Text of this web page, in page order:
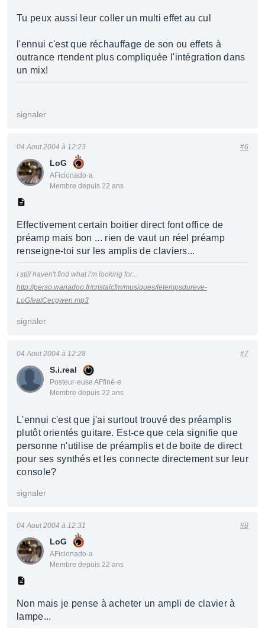
Tu peux aussi leur coller un multi effet au cul
l'ennui c'est que réchauffage de son ou effets à
outrance rtendent plus compliquée l'intégration dans
un mix!
signaler
LoG
AFicionado·a
Membre depuis 22 ans
04 Aout 2004 à 12:23 #6
Effectivement certain boitier direct font office de
préamp mais bon ... rien de vaut un réel préamp
renseigne-toi sur les amplis de claviers...
I still haven't find what i'm looking for...
http://perso.wanadoo.fr/cristalcfm/musiques/letempsdureve-
LoGfeatCecgwen.mp3
signaler
S.i.real
Posteur·euse AFfiné·e
Membre depuis 22 ans
04 Aout 2004 à 12:28 #7
L'ennui c'est que j'ai surtout trouvé des préamplis
plutôt orientés guitare. Est-ce que cela signifie que
personne n'utilise de préamplis et de boite de direct
pour ses synthés et les connecte directement sur leur
console?
signaler
LoG
AFicionado·a
Membre depuis 22 ans
04 Aout 2004 à 12:31 #8
Non mais je pense à acheter un ampli de clavier à
lampe...